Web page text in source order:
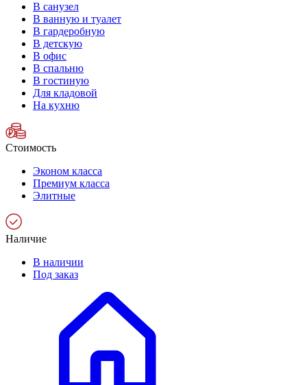
В санузел
В ванную и туалет
В гардеробную
В детскую
В офис
В спальню
В гостиную
Для кладовой
На кухню
Стоимость
Эконом класса
Премиум класса
Элитные
Наличие
В наличии
Под заказ